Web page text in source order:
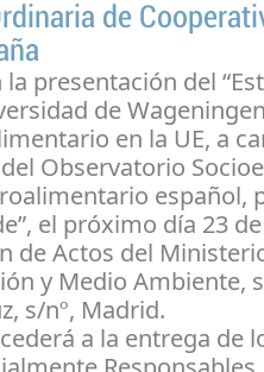
de
presentación del
de
en la UE, a
Observatorio
español,
el próximo día 23
de Actos del
y Medio Ambiente,
s/nº, Madrid.
a la entrega de